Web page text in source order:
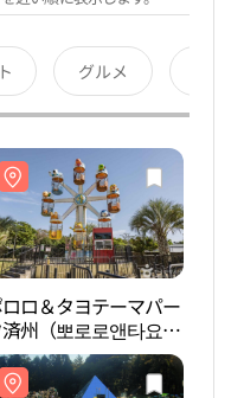
グルメ
ロ＆タヨテーマパー
州（뽀로로앤타요
파크 제주）